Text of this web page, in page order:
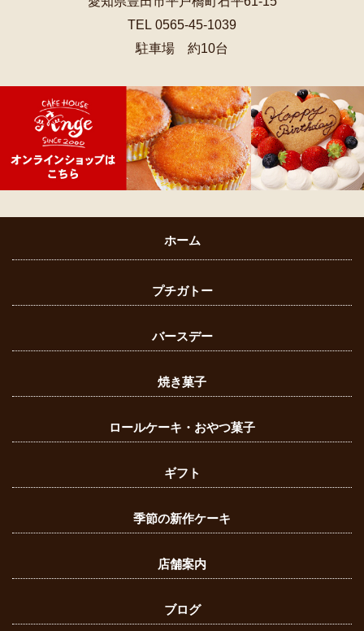
TEL 0565-45-1039
駐車場 約10台
ホーム
プチガトー
バースデー
焼き菓子
ロールケーキ・おやつ菓子
ギフト
季節の新作ケーキ
店舗案内
ブログ